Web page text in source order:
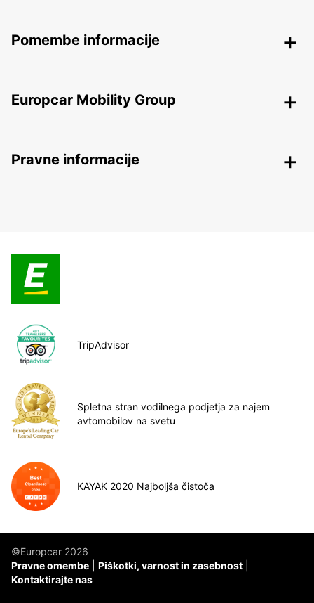
Pomembe informacije
Europcar Mobility Group
Pravne informacije
TripAdvisor
Spletna stran vodilnega podjetja za najem
avtomobilov na svetu
KAYAK 2020 Najboljša čistoča
©Europcar 2026
Pravne omembe
Piškotki, varnost in zasebnost
Kontaktirajte nas